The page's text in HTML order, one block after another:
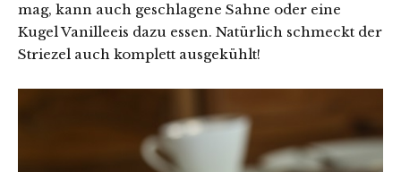
mag, kann auch geschlagene Sahne oder eine
Kugel Vanilleeis dazu essen. Natürlich schmeckt der
Striezel auch komplett ausgekühlt!